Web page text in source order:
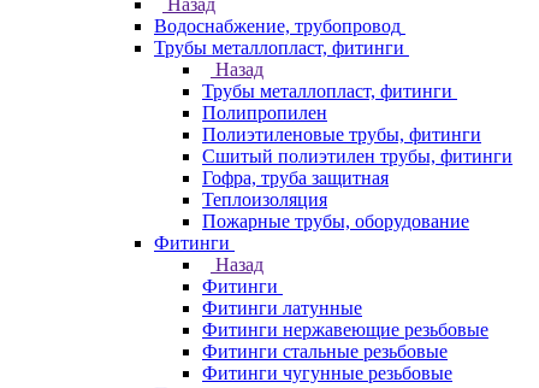
Назад
Водоснабжение, трубопровод
Трубы металлопласт, фитинги
Назад
Трубы металлопласт, фитинги
Полипропилен
Полиэтиленовые трубы, фитинги
Сшитый полиэтилен трубы, фитинги
Гофра, труба защитная
Теплоизоляция
Пожарные трубы, оборудование
Фитинги
Назад
Фитинги
Фитинги латунные
Фитинги нержавеющие резьбовые
Фитинги стальные резьбовые
Фитинги чугунные резьбовые